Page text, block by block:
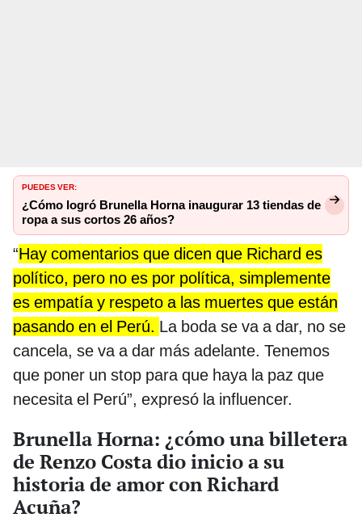
PUEDES VER:
¿Cómo logró Brunella Horna inaugurar 13 tiendas de
ropa a sus cortos 26 años?
“Hay comentarios que dicen que Richard es
político, pero no es por política, simplemente
es empatía y respeto a las muertes que están
pasando en el Perú. La boda se va a dar, no se
cancela, se va a dar más adelante. Tenemos
que poner un stop para que haya la paz que
necesita el Perú”, expresó la influencer.
Brunella Horna: ¿cómo una billetera
de Renzo Costa dio inicio a su
historia de amor con Richard
Acuña?